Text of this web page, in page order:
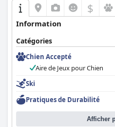
$
Information
Catégories
Chien Accepté
Aire de Jeux pour Chien
Ski
Pratiques de Durabilité
Afficher